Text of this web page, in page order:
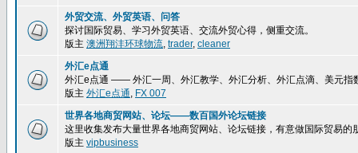
外贸交流、外贸英语、问答
探讨国际贸易、学习外贸英语、交流外贸心得，侧重交流。
版主 澳洲翔沣环球物流, trader, cleaner
外汇e点通
外汇e点通 —— 外汇一周、外汇教学、外汇分析、外汇点滴、美元
版主 外汇e点通, FX 007
世界各地商贸网站、论坛——数百国外论坛链接
这里收集发布大量世界各地商贸网站、论坛链接，有意做国际贸易的
版主 vipbusiness